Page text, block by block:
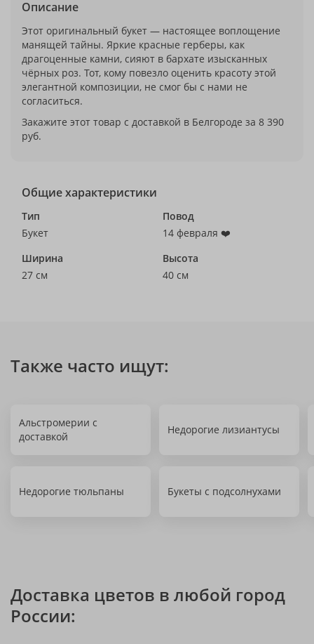
Описание
Этот оригинальный букет — настоящее воплощение
манящей тайны. Яркие красные герберы, как
драгоценные камни, сияют в бархате изысканных
чёрных роз. Тот, кому повезло оценить красоту этой
элегантной композиции, не смог бы с нами не
согласиться.
Закажите этот товар с доставкой в Белгороде за 8 390
руб.
Общие характеристики
Тип
Букет
Повод
14 февраля ❤️
Ширина
27 см
Высота
40 см
Также часто ищут:
Альстромерии с
доставкой
Недорогие лизиантусы
Недорогие тюльпаны Букеты с подсолнухами
Доставка цветов в любой город
России: